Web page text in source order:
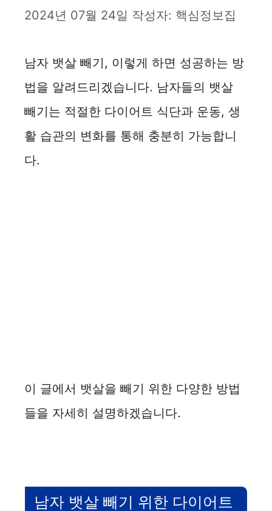
2024년 07월 24일 작성자: 핵심정보집
남자 뱃살 빼기, 이렇게 하면 성공하는 방
법을 알려드리겠습니다. 남자들의 뱃살
빼기는 적절한 다이어트 식단과 운동, 생
활 습관의 변화를 통해 충분히 가능합니
다.
이 글에서 뱃살을 빼기 위한 다양한 방법
들을 자세히 설명하겠습니다.
남자 뱃살 빼기 위한 다이어트